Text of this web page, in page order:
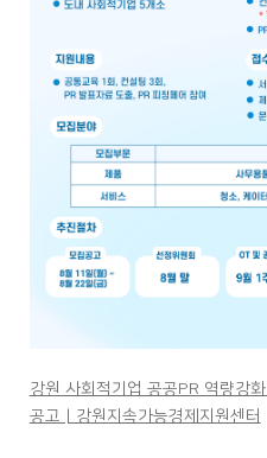
강원 사회적기업 공공PR 역량강
공고 | 강원지속가능경제지원센터